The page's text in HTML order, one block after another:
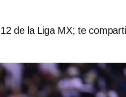
de la Liga MX; te